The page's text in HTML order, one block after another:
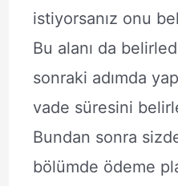
istiyorsanız onu
Bu alanı da
sonraki adımda
vade süresini
Bundan sonra
bölümde ödeme